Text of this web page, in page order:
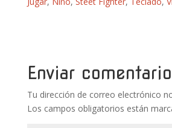
k
Enviar comentario
Tu dirección de correo electrónico
Los campos obligatorios están